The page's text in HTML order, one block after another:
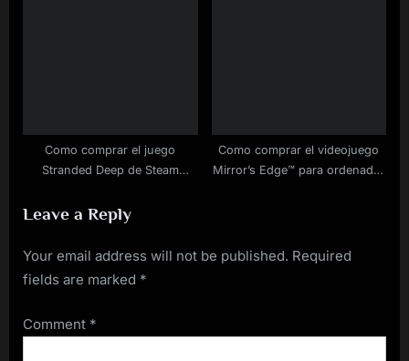
Como comprar el juego
Stranded Deep de Steam
Como comprar el videojuego
Mirror’s Edge™ para ordenador
Leave a Reply
Your email address will not be published. Required
fields are marked *
Comment *